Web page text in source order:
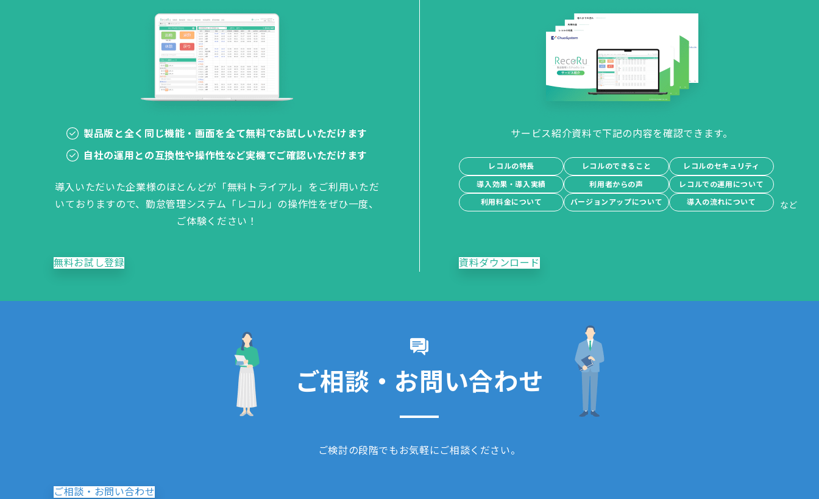
製品版と全く同じ機能・画面を全て無料でお試しいただけます
自社の運用との互換性や操作性など実機でご確認いただけます
導入いただいた企業様のほとんどが「無料トライアル」をご利用いただ
いておりますので、勤怠管理システム「レコル」の操作性をぜひ一度、
ご体験ください！
無料お試し登録
サービス紹介資料で下記の内容を確認できます。
レコルの特長 レコルのできること
レコルのセキュリティ
導入効果・導入実績
利用者からの声
レコルでの運用について
利用料金について
バージョンアップについて 導入の流れについて
資料ダウンロード
ご相談・お問い合わせ
ご検討の段階でもお気軽にご相談ください。
ご相談・お問い合わせ